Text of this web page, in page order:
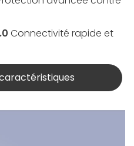
Connectivité rapide et